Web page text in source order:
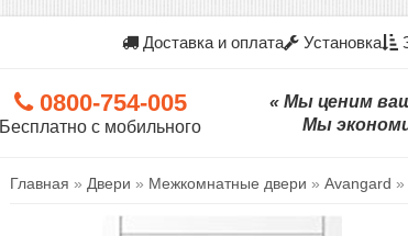
Доставка и оплата Установка
0800-754-005
Бесплатно с мобильного
« Мы ценим
Мы
Главная » Двери » Межкомнатные двери » Avangard »